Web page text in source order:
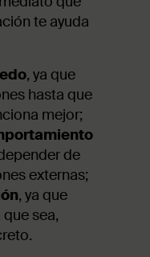
te ayuda
, ya que
hasta que
mejor;
de
externas;
, ya que
sea,